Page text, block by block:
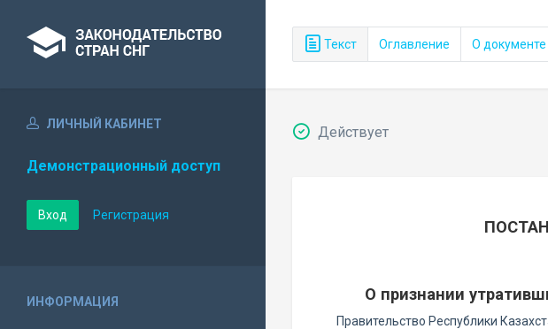
Текст Оглавление О документе
ЛИЧНЫЙ КАБИНЕТ
Демонстрационный доступ
Вход Регистрация
ИНФОРМАЦИЯ
Действует
О признании
Правительство Республики